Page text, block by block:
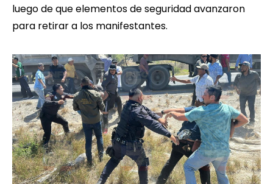
luego de que elementos de seguridad avanzaron
para retirar a los manifestantes.